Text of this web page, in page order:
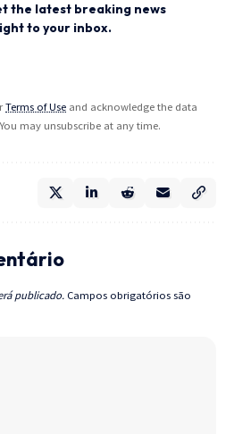
the latest breaking news
to your inbox.
Terms of Use and acknowledge the data
may unsubscribe at any time.
publicado. Campos obrigatórios são